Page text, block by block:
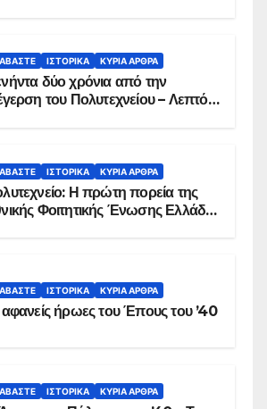
ΙΣΤΟΡΙΚΆ ΚΥΡΙΑ ΑΡΘΡΑ
δύο χρόνια από την
του Πολυτεχνείου – Λεπτό
ΙΣΤΟΡΙΚΆ ΚΥΡΙΑ ΑΡΘΡΑ
Η πρώτη πορεία της
Φοιτητικής Ένωσης Ελλάδος
ΙΣΤΟΡΙΚΆ ΚΥΡΙΑ ΑΡΘΡΑ
αφανείς ήρωες του Έπους του ’40
ΙΣΤΟΡΙΚΆ ΚΥΡΙΑ ΑΡΘΡΑ